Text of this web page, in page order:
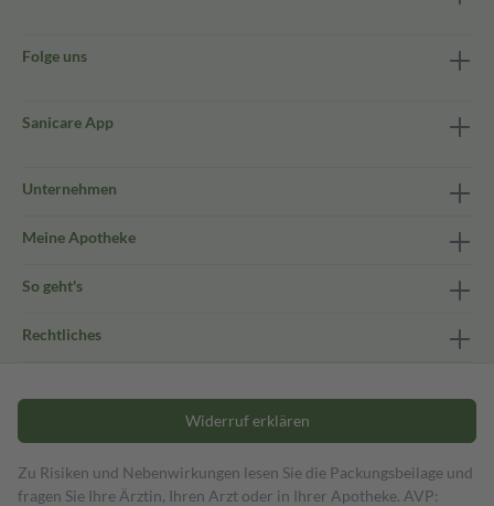
Folge uns
Sanicare App
Unternehmen
Meine Apotheke
So geht's
Rechtliches
Widerruf erklären
Zu Risiken und Nebenwirkungen lesen Sie die Packungsbeilage und
fragen Sie Ihre Ärztin, Ihren Arzt oder in Ihrer Apotheke. AVP: